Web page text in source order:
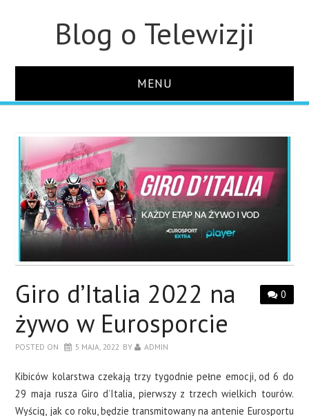
Blog o Telewizji
MENU
O STRONIE
KONTAKT
0
Giro d’Italia 2022 na
żywo w Eurosporcie
POSTED ON 5 MAJA, 2022 BY ADMIN
Kibiców kolarstwa czekają trzy tygodnie pełne emocji, od 6 do
29 maja rusza Giro d’Italia, pierwszy z trzech wielkich tourów.
Wyścig, jak co roku, będzie transmitowany na antenie Eurosportu